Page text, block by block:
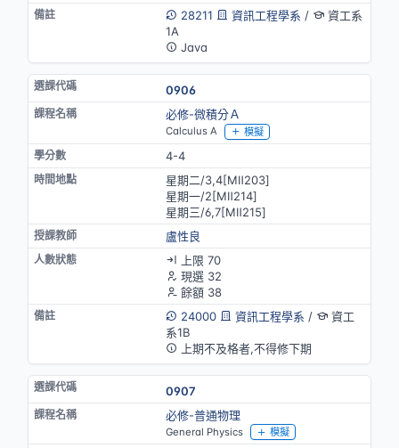
28211
資訊工程學系 /
資工系
1A
Java
0906
必修-微積分Ａ
Calculus A 模擬
4-4
星期二/3,4[MⅡ203]
星期一/2[MⅡ214]
星期三/6,7[MⅡ215]
盧性良
上限 70
現選 32
餘額 38
24000
資訊工程學系 /
資工
系1B
上期不及格者,不得修下期
0907
必修-普通物理
General Physics 模擬